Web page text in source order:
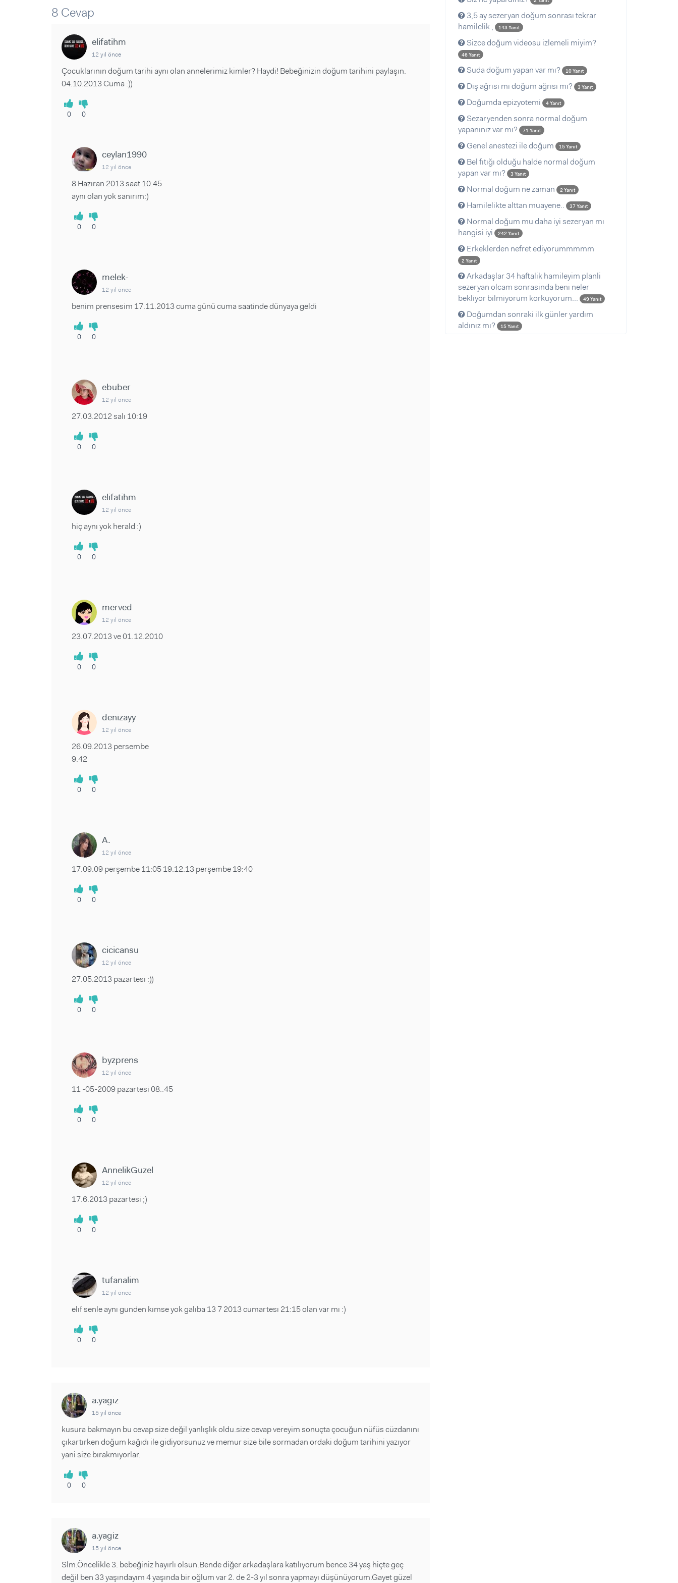
Makaleler
8 Cevap
elifatihm
12 yıl önce
Çocuklarının doğum tarihi aynı olan annelerimiz kimler? Haydi! Bebeğinizin doğum tarihini paylaşın.
04.10.2013 Cuma :))
0 0
ceylan1990
12 yıl önce
8 Hazıran 2013 saat 10:45
aynı olan yok sanırım:)
0 0
melek-
12 yıl önce
benim prensesim 17.11.2013 cuma günü cuma saatinde dünyaya geldi
0 0
ebuber
12 yıl önce
27.03.2012 salı 10:19
0 0
elifatihm
12 yıl önce
hiç aynı yok herald :)
0 0
merved
12 yıl önce
23.07.2013 ve 01.12.2010
0 0
denizayy
12 yıl önce
26.09.2013 persembe
9.42
0 0
A.
12 yıl önce
17.09.09 perşembe 11:05 19.12.13 perşembe 19:40
0 0
cicicansu
12 yıl önce
27.05.2013 pazartesi :))
0 0
byzprens
12 yıl önce
11 -05-2009 pazartesi 08..45
0 0
AnnelikGuzel
12 yıl önce
17.6.2013 pazartesi ;)
0 0
tufanalim
12 yıl önce
elıf senle aynı gunden kımse yok galıba 13 7 2013 cumartesı 21:15 olan var mı :)
0 0
a.yagiz
15 yıl önce
kusura bakmayın bu cevap size değil yanlışlık oldu.size cevap vereyim sonuçta çocuğun nüfüs cüzdanını
çıkartırken doğum kağıdı ile gidiyorsunuz ve memur size bile sormadan ordaki doğum tarihini yazıyor
yani size bırakmıyorlar.
0 0
a.yagiz
15 yıl önce
Slm.Öncelikle 3. bebeğiniz hayırlı olsun.Bende diğer arkadaşlara katılıyorum bence 34 yaş hiçte geç
değil ben 33 yaşındayım 4 yaşında bir oğlum var 2. de 2-3 yıl sonra yapmayı düşünüyorum.Gayet güzel
3,5 ay sezeryan doğum sonrası tekrar
hamilelik ,
143 Yanıt
Sizce doğum videosu izlemeli miyim?
46 Yanıt
Suda doğum yapan var mı? 10 Yanıt
Diş ağrısı mı doğum ağrısı mı? 3 Yanıt
Doğumda epizyotemi 4 Yanıt
Sezaryenden sonra normal doğum
yapanınız var mı?
71 Yanıt
Genel anestezi ile doğum 15 Yanıt
Bel fıtığı olduğu halde normal doğum
yapan var mı?
3 Yanıt
Normal doğum ne zaman 2 Yanıt
Hamilelikte alttan muayene.. 37 Yanıt
Normal doğum mu daha iyi sezeryan mı
hangisi iyi
242 Yanıt
Erkeklerden nefret ediyorummmmm
2 Yanıt
Arkadaşlar 34 haftalik hamileyim planli
sezeryan olcam sonrasinda beni neler
bekliyor bilmiyorum korkuyorum...
49 Yanıt
Doğumdan sonraki ilk günler yardım
aldınız mı?
15 Yanıt